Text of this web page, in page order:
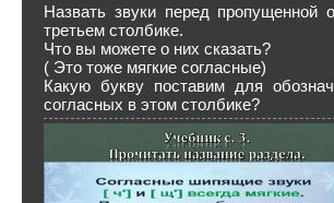
Назвать звуки перед пропущенной
третьем столбике.
Что вы можете о них сказать?
( Это тоже мягкие согласные)
Какую букву поставим для
согласных в этом столбике?